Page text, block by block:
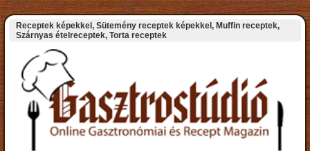
Receptek képekkel, Sütemény receptek képekkel, Muffin receptek,
Szárnyas ételreceptek, Torta receptek